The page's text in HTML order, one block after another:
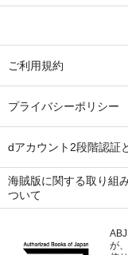
ご利用規約
プライバシーポリシー
dアカウント2段階認証
海賊版に関する取り組
ついて
が